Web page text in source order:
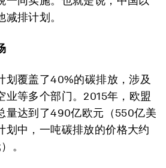
排计划。
划覆盖了40%的碳排放，涉及
业等多个部门。2015年，欧盟
量达到了490亿欧元（550亿美
划中，一吨碳排放的价格大约
。